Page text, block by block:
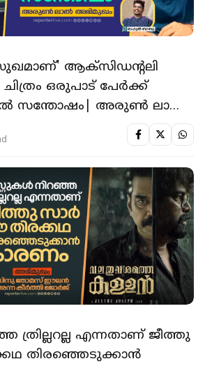
ആക്‌സിഡന്റലി
ചിത്രം ഒരുപാട് പേർക്ക്
സന്തോഷം| അരുൺ ലാൽ
ത്രില്ലറല്ല എന്നതാണ് ജീത്തു
തിരഞ്ഞെടുക്കാന്‍